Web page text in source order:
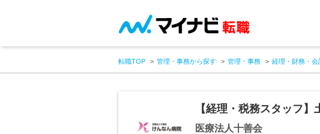
転職TOP 管理・事務から探す 管理・事務 経理・財務・会
【経理・税務スタッフ
医療法人十善会